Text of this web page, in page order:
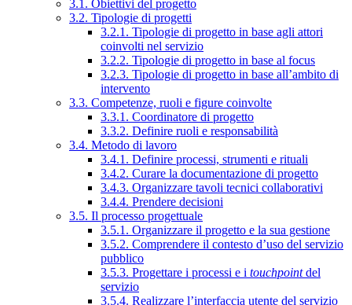
3.1. Obiettivi del progetto
3.2. Tipologie di progetti
3.2.1. Tipologie di progetto in base agli attori
coinvolti nel servizio
3.2.2. Tipologie di progetto in base al focus
3.2.3. Tipologie di progetto in base all’ambito di
intervento
3.3. Competenze, ruoli e figure coinvolte
3.3.1. Coordinatore di progetto
3.3.2. Definire ruoli e responsabilità
3.4. Metodo di lavoro
3.4.1. Definire processi, strumenti e rituali
3.4.2. Curare la documentazione di progetto
3.4.3. Organizzare tavoli tecnici collaborativi
3.4.4. Prendere decisioni
3.5. Il processo progettuale
3.5.1. Organizzare il progetto e la sua gestione
3.5.2. Comprendere il contesto d’uso del servizio
pubblico
3.5.3. Progettare i processi e i touchpointdel
servizio
3.5.4. Realizzare l’interfaccia utente del servizio